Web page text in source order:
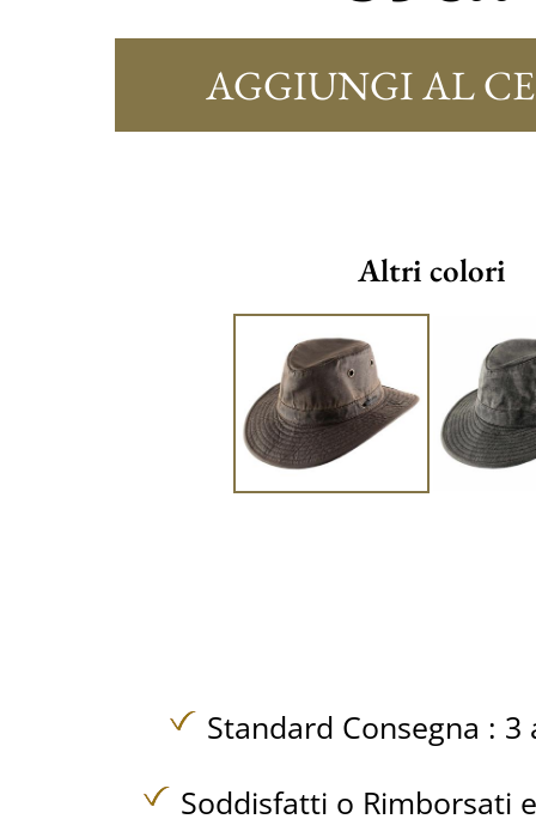
AGGIUNGI AL
Altri colori
Standard Consegna : 3
Soddisfatti o Rimborsati